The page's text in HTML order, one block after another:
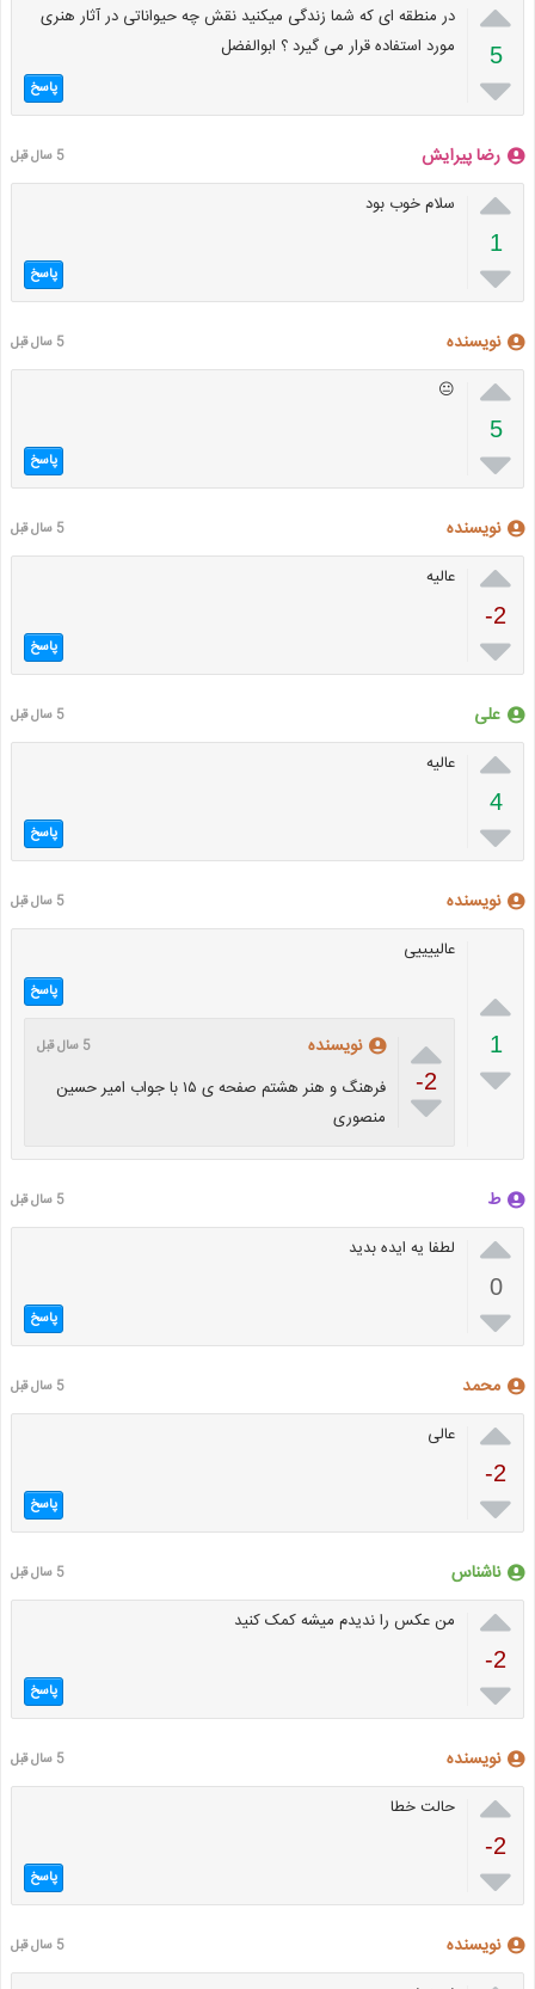

5

در منطقه ای که شما زندگی میکنید نقش چه حیواناتی در آثار هنری
مورد استفاده قرار می گیرد ؟ ابوالفضل
پاسخ
رضا پیرایش 5 سال قبل

1

سلام خوب بود
پاسخ
نویسنده 5 سال قبل

5

😐
پاسخ
نویسنده 5 سال قبل

-2

عالیه
پاسخ
علی 5 سال قبل

4

عالیه
پاسخ
نویسنده 5 سال قبل

1

عالییییی
پاسخ

-2

نویسنده 5 سال قبل
فرهنگ و هنر هشتم صفحه ی ۱۵ با جواب امیر حسین
منصوری
ط 5 سال قبل

0

لطفا یه ایده بدید
پاسخ
محمد 5 سال قبل

-2

عالی
پاسخ
ناشناس 5 سال قبل

-2

من عکس را ندیدم میشه کمک کنید
پاسخ
نویسنده 5 سال قبل

-2

حالت خطا
پاسخ
نویسنده 5 سال قبل